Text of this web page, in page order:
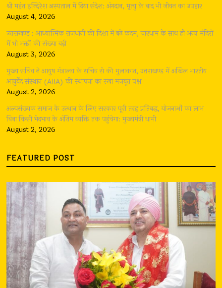
श्री महंत इन्दिरेश अस्पताल में दिया संदेश: अंगदान, मृत्यु के बाद भी जीवन का उपहार
August 4, 2026
उत्तराखण्ड : आध्यात्मिक राजधानी की दिशा में बढ़े कदम, चारधाम के साथ ही अन्य मंदिरों
में भी भक्तों की संख्या बढ़ी
August 3, 2026
मुख्य सचिव ने आयुष मंत्रालय के सचिव से की मुलाकात, उत्तराखण्ड में अखिल भारतीय
आयुर्वेद संस्थान (AIIA) की स्थापना का रखा मजबूत पक्ष
August 2, 2026
अल्पसंख्यक समाज के उत्थान के लिए सरकार पूरी तरह प्रतिबद्ध, योजनाओं का लाभ
बिना किसी भेदभाव के अंतिम व्यक्ति तक पहुंचेगा: मुख्यमंत्री धामी
August 2, 2026
FEATURED POST